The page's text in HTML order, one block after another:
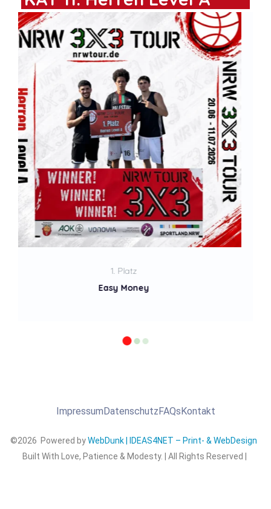
Mission Impossible
2. Platz
ImpressumDatenschutzFAQsKontakt
©2026 Powered byWebDunk | IDEAS4NET – Print- & WebDesign
Built With Love, Patience & Modesty. | All Rights Reserved |